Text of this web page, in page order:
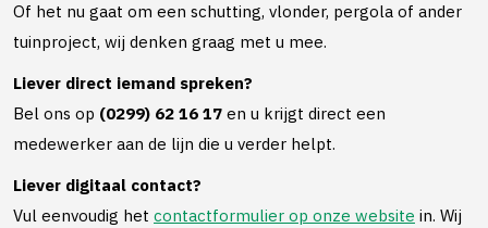
Of het nu gaat om een schutting, vlonder, pergola of ander
tuinproject, wij denken graag met u mee.
Liever direct iemand spreken?
Bel ons op (0299) 62 16 17 en u krijgt direct een
medewerker aan de lijn die u verder helpt.
Liever digitaal contact?
Vul eenvoudig het contactformulier op onze website in. Wij